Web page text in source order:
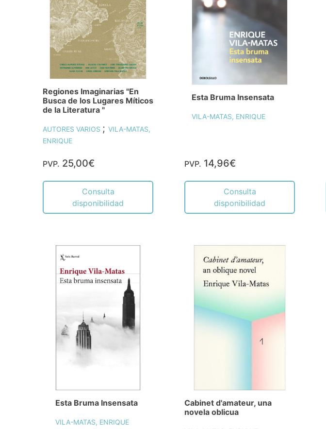
Regiones Imaginarias "En
Busca de los Lugares Míticos
de la Literatura "
AUTORES VARIOS ; VILA-MATAS,
ENRIQUE
PVP. 25,00€
Consulta
disponibilidad
Esta Bruma Insensata
VILA-MATAS, ENRIQUE
PVP. 14,96€
Consulta
disponibilidad
Esta Bruma Insensata
VILA-MATAS, ENRIQUE
Cabinet d'amateur, una
novela oblicua